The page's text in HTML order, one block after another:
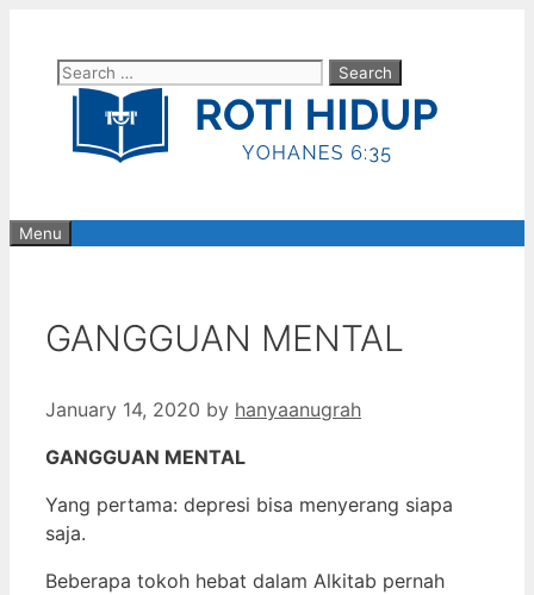
contentSearch
for:
Menu
GANGGUAN MENTAL
January 14, 2020 by hanyaanugrah
GANGGUAN MENTAL
Yang pertama: depresi bisa menyerang siapa
saja.
Beberapa tokoh hebat dalam Alkitab pernah